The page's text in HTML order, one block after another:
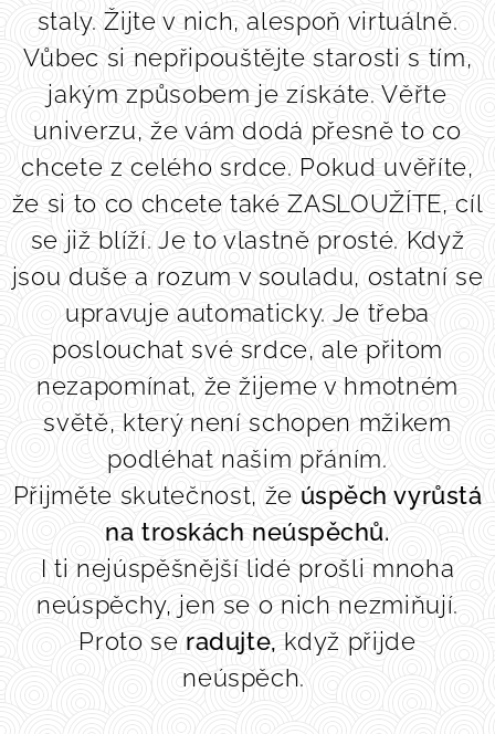
staly. Žijte v nich, alespoň virtuálně.
Vůbec si nepřipouštějte starosti s tím,
jakým způsobem je získáte. Věřte
univerzu, že vám dodá přesně to co
chcete z celého srdce. Pokud uvěříte,
že si to co chcete také ZASLOUŽÍTE, cíl
se již blíží. Je to vlastně prosté. Když
jsou duše a rozum v souladu, ostatní se
upravuje automaticky. Je třeba
poslouchat své srdce, ale přitom
nezapomínat, že žijeme v hmotném
světě, který není schopen mžikem
podléhat našim přáním.
Přijměte skutečnost, že úspěch vyrůstá
na troskách neúspěchů.
I ti nejúspěšnější lidé prošli mnoha
neúspěchy, jen se o nich nezmiňují.
Proto se radujte, když přijde
neúspěch.